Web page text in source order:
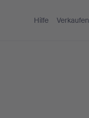
Hilfe Verkaufen